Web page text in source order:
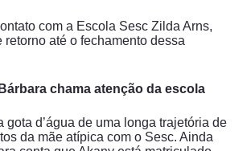
com a Escola Sesc Zilda Arns,
retorno até o fechamento dessa
chama atenção da escola
gota d’água de uma longa trajetória de
da mãe atípica com o Sesc. Ainda